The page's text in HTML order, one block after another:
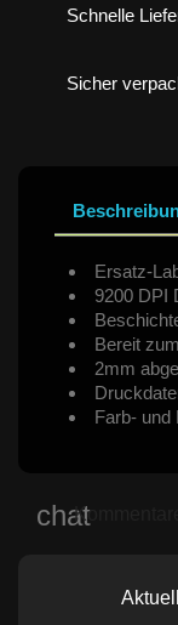
Schnelle
Sicher
Ersatz-
9200 DPI
Bereit
2mm
Farb- und
Kommentare